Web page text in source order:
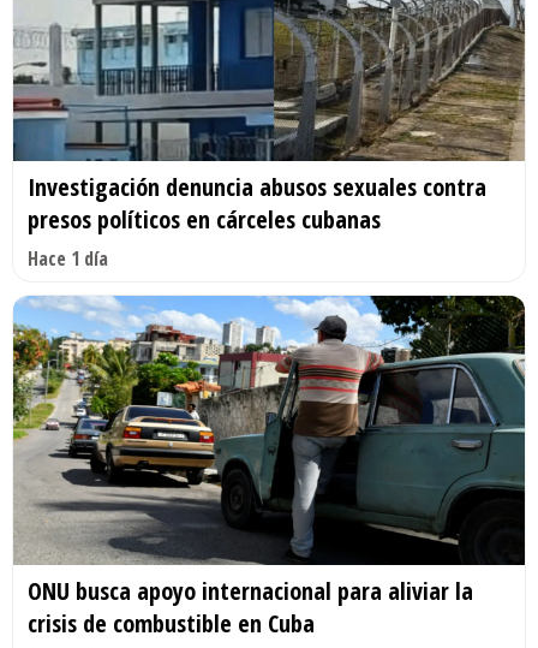
Investigación denuncia abusos sexuales contra
presos políticos en cárceles cubanas
Hace 1 día
ONU busca apoyo internacional para aliviar la
crisis de combustible en Cuba